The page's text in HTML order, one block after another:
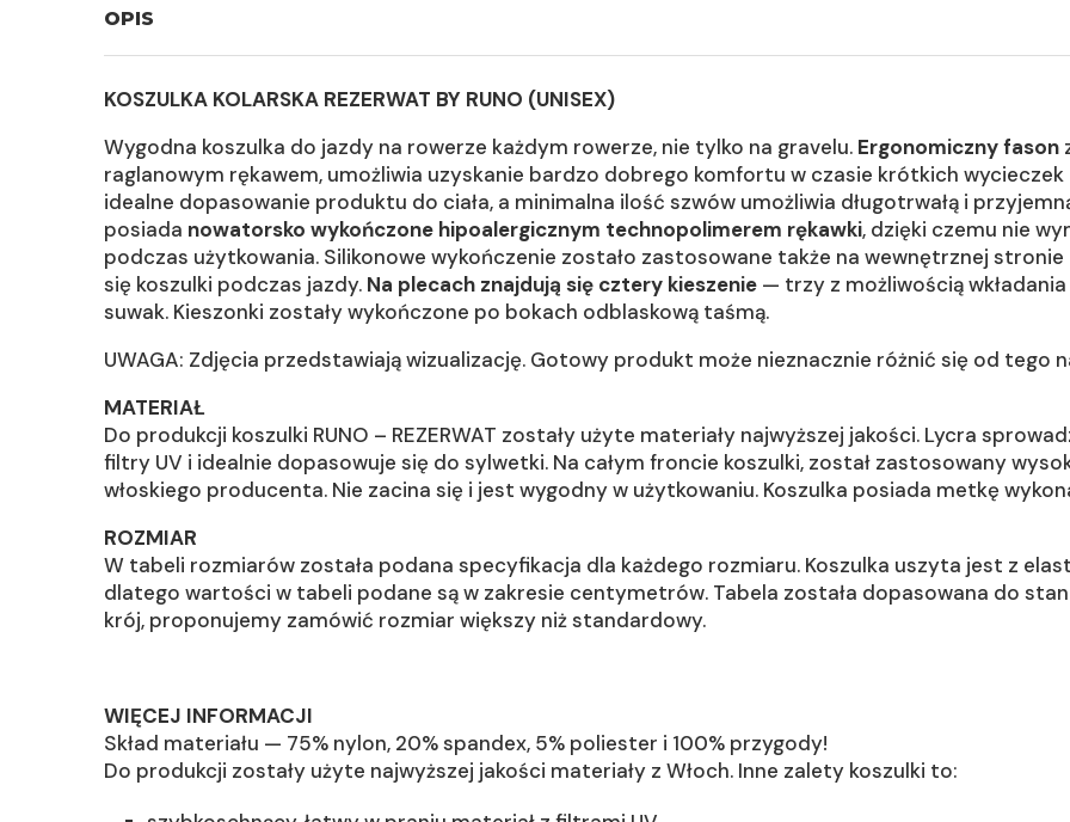
OPIS
KOSZULKA KOLARSKA REZERWAT BY RUNO (UNISEX)
Wygodna koszulka do jazdy na rowerze każdym rowerze, nie tylko na gravelu. Ergonomiczny fason
raglanowym rękawem, umożliwia uzyskanie bardzo dobrego komfortu w czasie krótkich wycieczek
idealne dopasowanie produktu do ciała, a minimalna ilość szwów umożliwia długotrwałą i
posiada nowatorsko wykończone hipoalergicznym technopolimerem rękawki, dzięki czemu nie
podczas użytkowania. Silikonowe wykończenie zostało zastosowane także na wewnętrznej
się koszulki podczas jazdy. Na plecach znajdują się cztery kieszenie — trzy z możliwością
suwak. Kieszonki zostały wykończone po bokach odblaskową taśmą.
UWAGA: Zdjęcia przedstawiają wizualizację. Gotowy produkt może nieznacznie różnić się od tego
MATERIAŁ
Do produkcji koszulki RUNO – REZERWAT zostały użyte materiały najwyższej jakości. Lycra
filtry UV i idealnie dopasowuje się do sylwetki. Na całym froncie koszulki, został zastosowany
włoskiego producenta. Nie zacina się i jest wygodny w użytkowaniu. Koszulka posiada metkę
ROZMIAR
W tabeli rozmiarów została podana specyfikacja dla każdego rozmiaru. Koszulka uszyta jest z
dlatego wartości w tabeli podane są w zakresie centymetrów. Tabela została dopasowana do
krój, proponujemy zamówić rozmiar większy niż standardowy.
WIĘCEJ INFORMACJI
Skład materiału — 75% nylon, 20% spandex, 5% poliester i 100% przygody!
Do produkcji zostały użyte najwyższej jakości materiały z Włoch. Inne zalety koszulki to: